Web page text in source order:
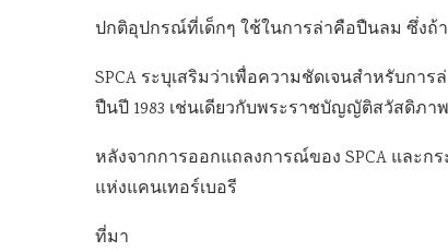
ปกติอุปกรณ์ที่เด็กๆ ใช้ในการล่าคือปืนลม ซึ่งถ้
SPCA ระบุเสริมว่าเพื่อความชัดเจนสำหรับก
ปืนปี 1983 เช่นเดียวกับพระราชบัญญัติสวัสดิภาพ
หลังจากการออกแถลงการณ์ของ SPCA และก
แห่งแคนเทอร์เบอรี
ที่มา